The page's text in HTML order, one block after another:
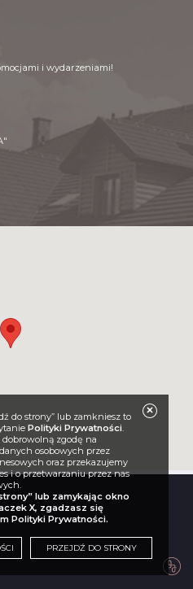
i wydarzeniami!
do strony” lub zamkniesz to
Polityki Prywatności.
zgodę na
osobowych przez
oraz przekazujemy
i o przetwarzaniu przez nas
lub zamykając okno
X, zgadzasz się
Polityki Prywatności.
PRZEJDŹ DO STRONY